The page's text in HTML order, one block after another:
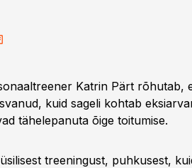
Katrin Pärt rõhutab,
kuid sageli kohtab
tähelepanuta õige toitumise.
treeningust, puhkusest,